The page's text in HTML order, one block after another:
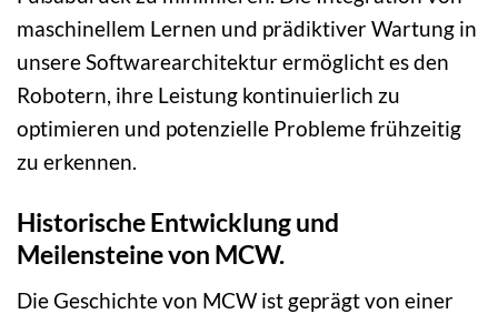
maschinellem Lernen und prädiktiver Wartung in
unsere Softwarearchitektur ermöglicht es den
Robotern, ihre Leistung kontinuierlich zu
optimieren und potenzielle Probleme frühzeitig
zu erkennen.
Historische Entwicklung und
Meilensteine von MCW.
Die Geschichte von MCW ist geprägt von einer